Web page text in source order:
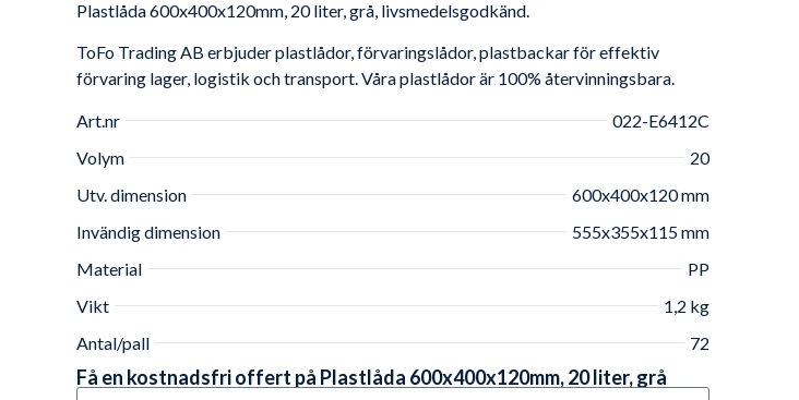
Plastlåda 600x400x120mm, 20 liter, grå, livsmedelsgodkänd.
ToFo Trading AB erbjuder plastlådor, förvaringslådor, plastbackar för effektiv
förvaring lager, logistik och transport. Våra plastlådor är 100% återvinningsbara.
Art.nr
022-E6412C
Volym
20
Utv. dimension
600x400x120 mm
Invändig dimension
555x355x115 mm
Material
PP
Vikt
1,2 kg
Antal/pall
72
Få en kostnadsfri offert på Plastlåda 600x400x120mm, 20 liter, grå